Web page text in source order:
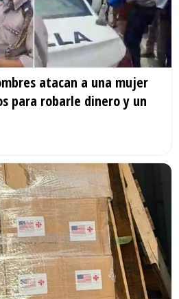
atacan a una mujer
para robarle dinero y un